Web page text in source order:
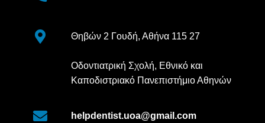
Θηβών 2 Γουδή, Αθήνα 115 27
Οδοντιατρική Σχολή, Εθνικό και
Καποδιστριακό Πανεπιστήμιο Αθηνών
helpdentist.uoa@gmail.com